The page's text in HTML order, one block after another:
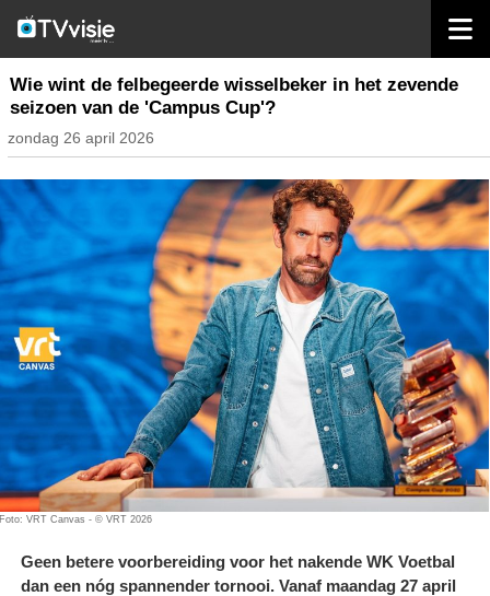
nieuws belgië
Wie wint de felbegeerde wisselbeker in het zevende
seizoen van de 'Campus Cup'?
zondag 26 april 2026
Foto: VRT Canvas - © VRT 2026
Geen betere voorbereiding voor het nakende WK Voetbal
dan een nóg spannender tornooi. Vanaf maandag 27 april